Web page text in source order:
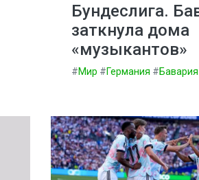
Бундеслига.
заткнула дома
«музыкантов»
#Мир #Германия #Бавария